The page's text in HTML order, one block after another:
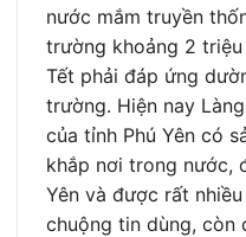
nước mắm truyền
trường khoảng 2
Tết phải đáp ứng
trường. Hiện nay
của tỉnh Phú Yên có
khắp nơi trong nước,
Yên và được rất
chuộng tin dùng, còn